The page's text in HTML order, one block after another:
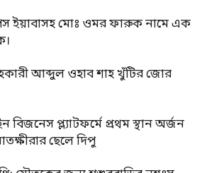
ইয়াবাসহ মোঃ ওমর ফারুক নামে এক
আব্দুল ওহাব শাহ খুঁটির জোর
প্ল্যাটফর্মে প্রথম স্থান অর্জন
ছেলে দিপু